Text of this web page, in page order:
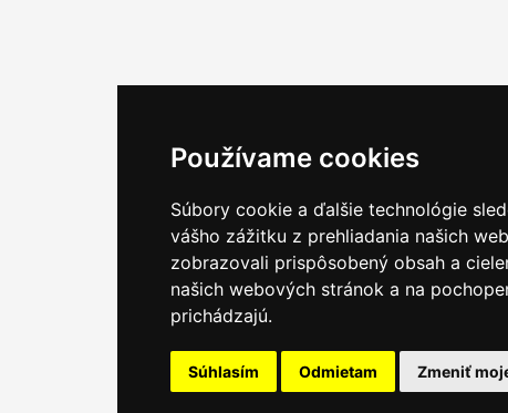
Používame cookies
Súbory cookie a ďalšie technológie
vášho zážitku z prehliadania našich
zobrazovali prispôsobený obsah a
našich webových stránok a na
prichádzajú.
Súhlasím Odmietam Zmeniť
Email servis Kontakt Ochrana